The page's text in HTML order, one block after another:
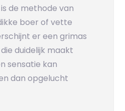
de methode van
boer of vette
er een grimas
duidelijk maakt
sensatie kan
dan opgelucht